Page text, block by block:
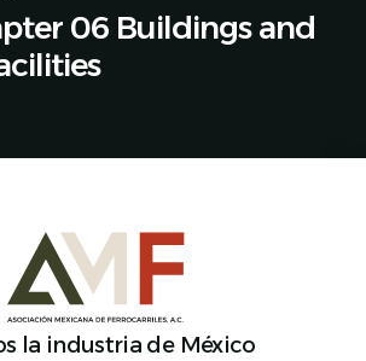
06 Buildings and
la industria de México